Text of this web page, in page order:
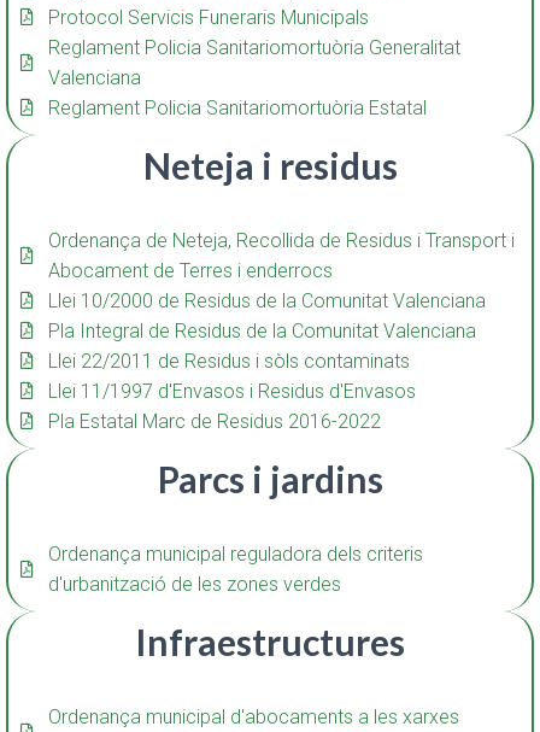
Protocol Servicis Funeraris Municipals
Reglament Policia Sanitariomortuòria Generalitat
Valenciana
Reglament Policia Sanitariomortuòria Estatal
Neteja i residus
Ordenança de Neteja, Recollida de Residus i Transport i
Abocament de Terres i enderrocs
Llei 10/2000 de Residus de la Comunitat Valenciana
Pla Integral de Residus de la Comunitat Valenciana
Llei 22/2011 de Residus i sòls contaminats
Llei 11/1997 d'Envasos i Residus d'Envasos
Pla Estatal Marc de Residus 2016-2022
Parcs i jardins
Ordenança municipal reguladora dels criteris
d'urbanització de les zones verdes
Infraestructures
Ordenança municipal d'abocaments a les xarxes